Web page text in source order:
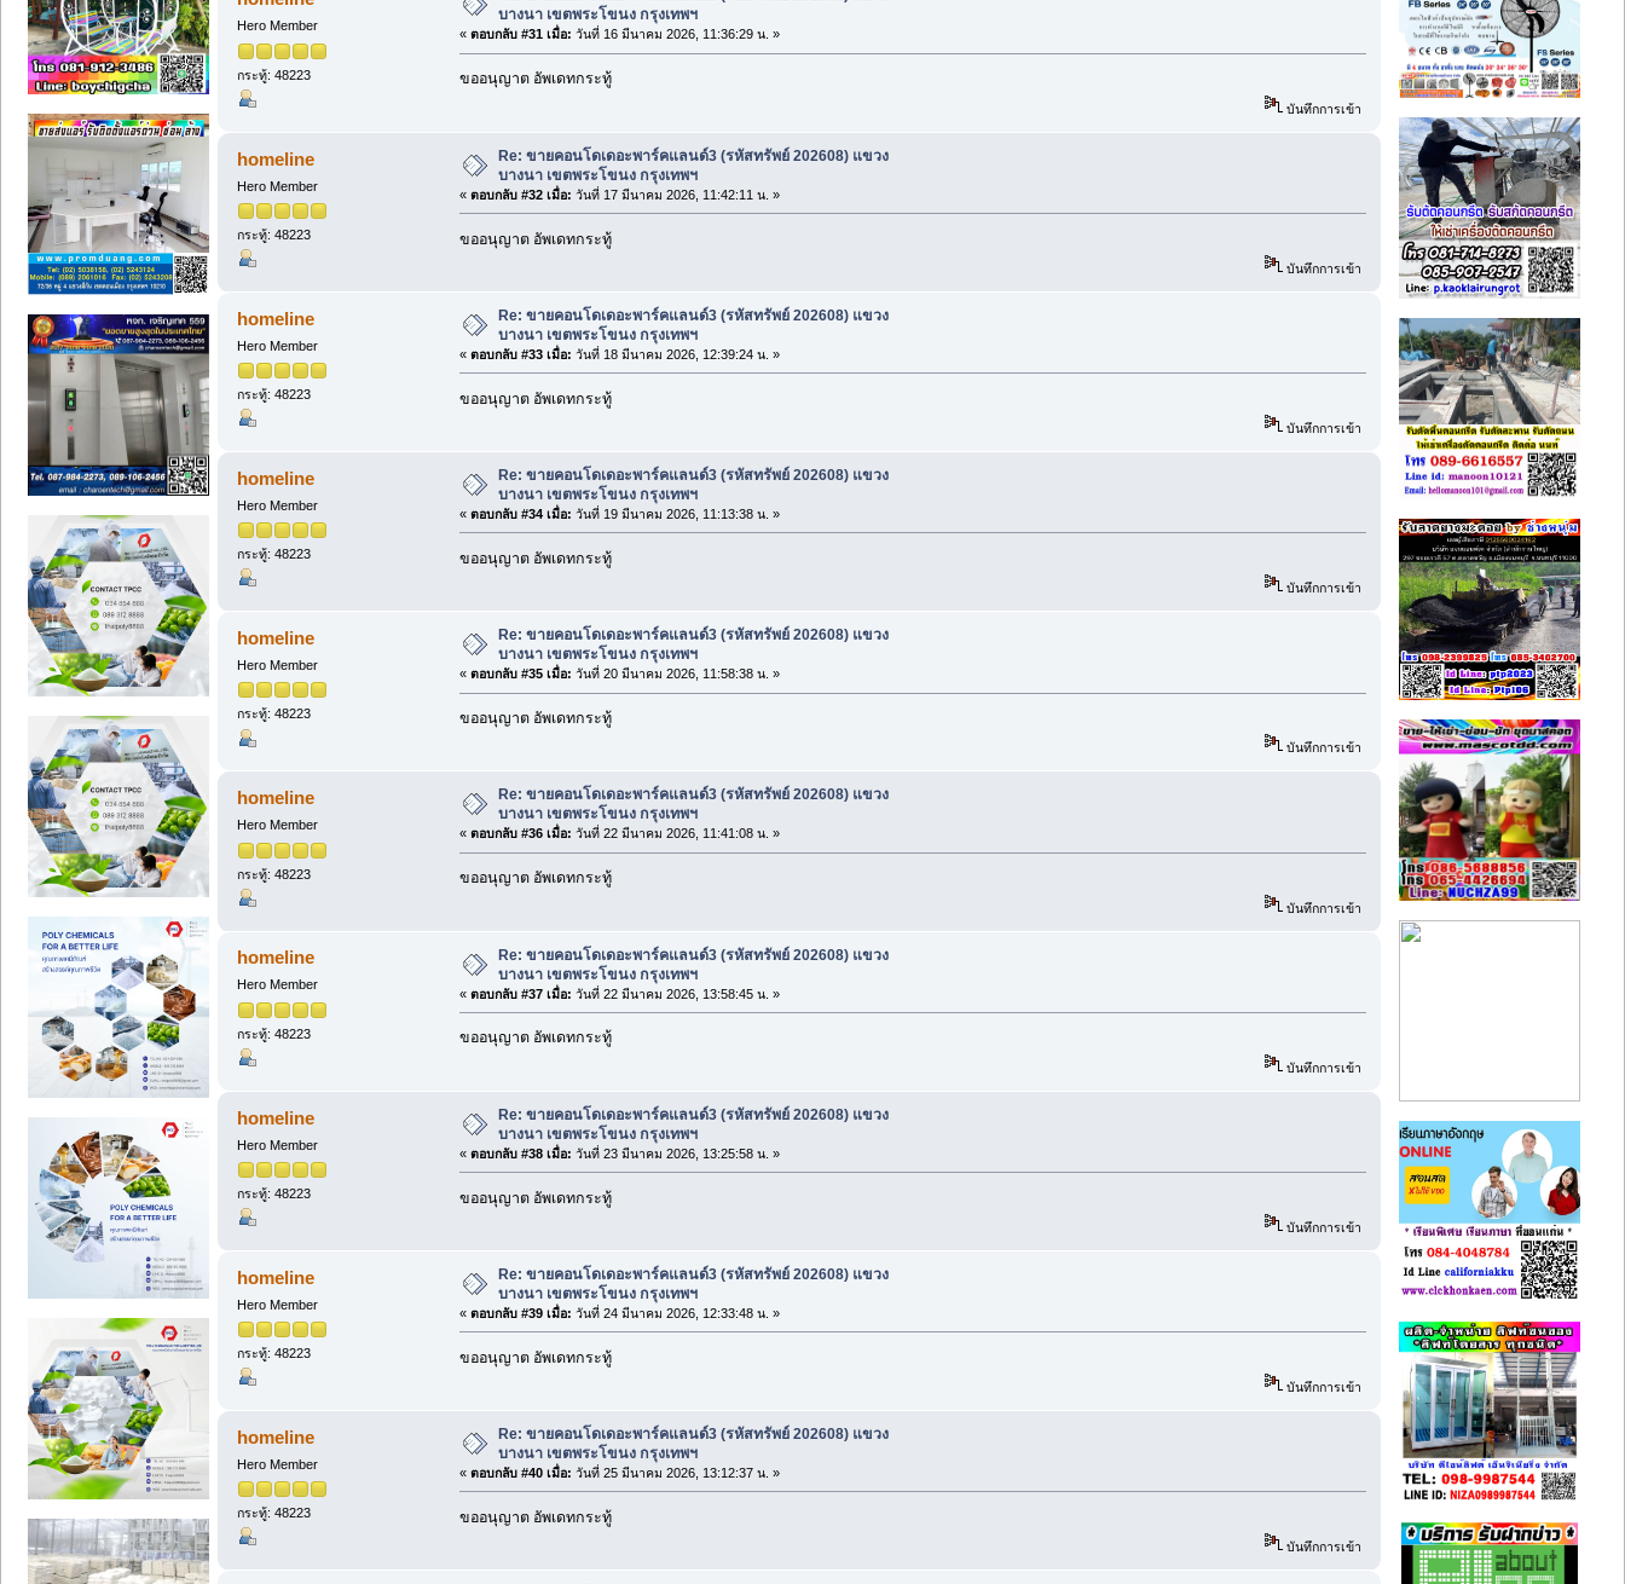
Hero Member
กระทู้: 48223
บางนา เขตพระโขนง กรุงเทพฯ
« ตอบกลับ #31 เมื่อ: วันที่ 16 มีนาคม 2026, 11:36:29 น. »
ขออนุญาต อัพเดทกระทู้
บันทึกการเข้า
homeline
Hero Member
กระทู้: 48223
Re: ขายคอนโดเดอะพาร์คแลนด์3 (รหัสทรัพย์ 202608) แขวง
บางนา เขตพระโขนง กรุงเทพฯ
« ตอบกลับ #32 เมื่อ: วันที่ 17 มีนาคม 2026, 11:42:11 น. »
ขออนุญาต อัพเดทกระทู้
บันทึกการเข้า
homeline
Hero Member
กระทู้: 48223
Re: ขายคอนโดเดอะพาร์คแลนด์3 (รหัสทรัพย์ 202608) แขวง
บางนา เขตพระโขนง กรุงเทพฯ
« ตอบกลับ #33 เมื่อ: วันที่ 18 มีนาคม 2026, 12:39:24 น. »
ขออนุญาต อัพเดทกระทู้
บันทึกการเข้า
homeline
Hero Member
กระทู้: 48223
Re: ขายคอนโดเดอะพาร์คแลนด์3 (รหัสทรัพย์ 202608) แขวง
บางนา เขตพระโขนง กรุงเทพฯ
« ตอบกลับ #34 เมื่อ: วันที่ 19 มีนาคม 2026, 11:13:38 น. »
ขออนุญาต อัพเดทกระทู้
บันทึกการเข้า
homeline
Hero Member
กระทู้: 48223
Re: ขายคอนโดเดอะพาร์คแลนด์3 (รหัสทรัพย์ 202608) แขวง
บางนา เขตพระโขนง กรุงเทพฯ
« ตอบกลับ #35 เมื่อ: วันที่ 20 มีนาคม 2026, 11:58:38 น. »
ขออนุญาต อัพเดทกระทู้
บันทึกการเข้า
homeline
Hero Member
กระทู้: 48223
Re: ขายคอนโดเดอะพาร์คแลนด์3 (รหัสทรัพย์ 202608) แขวง
บางนา เขตพระโขนง กรุงเทพฯ
« ตอบกลับ #36 เมื่อ: วันที่ 22 มีนาคม 2026, 11:41:08 น. »
ขออนุญาต อัพเดทกระทู้
บันทึกการเข้า
homeline
Hero Member
กระทู้: 48223
Re: ขายคอนโดเดอะพาร์คแลนด์3 (รหัสทรัพย์ 202608) แขวง
บางนา เขตพระโขนง กรุงเทพฯ
« ตอบกลับ #37 เมื่อ: วันที่ 22 มีนาคม 2026, 13:58:45 น. »
ขออนุญาต อัพเดทกระทู้
บันทึกการเข้า
homeline
Hero Member
กระทู้: 48223
Re: ขายคอนโดเดอะพาร์คแลนด์3 (รหัสทรัพย์ 202608) แขวง
บางนา เขตพระโขนง กรุงเทพฯ
« ตอบกลับ #38 เมื่อ: วันที่ 23 มีนาคม 2026, 13:25:58 น. »
ขออนุญาต อัพเดทกระทู้
บันทึกการเข้า
homeline
Hero Member
กระทู้: 48223
Re: ขายคอนโดเดอะพาร์คแลนด์3 (รหัสทรัพย์ 202608) แขวง
บางนา เขตพระโขนง กรุงเทพฯ
« ตอบกลับ #39 เมื่อ: วันที่ 24 มีนาคม 2026, 12:33:48 น. »
ขออนุญาต อัพเดทกระทู้
บันทึกการเข้า
homeline
Hero Member
กระทู้: 48223
Re: ขายคอนโดเดอะพาร์คแลนด์3 (รหัสทรัพย์ 202608) แขวง
บางนา เขตพระโขนง กรุงเทพฯ
« ตอบกลับ #40 เมื่อ: วันที่ 25 มีนาคม 2026, 13:12:37 น. »
ขออนุญาต อัพเดทกระทู้
บันทึกการเข้า